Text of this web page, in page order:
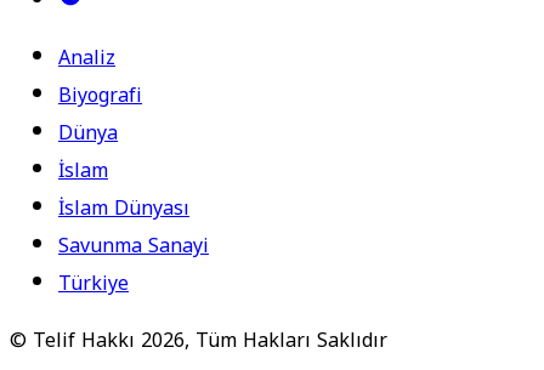
Analiz
Biyografi
Dünya
İslam
İslam Dünyası
Savunma Sanayi
Türkiye
© Telif Hakkı 2026, Tüm Hakları Saklıdır